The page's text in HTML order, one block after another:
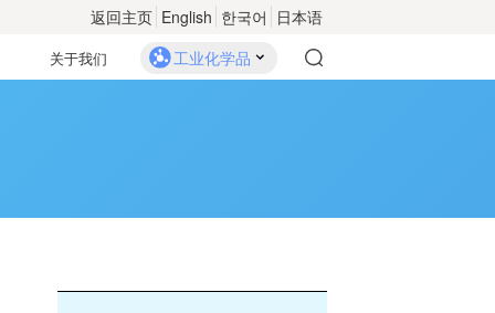
返回主页 English 한국어 日本语
关于我们 工业化学品